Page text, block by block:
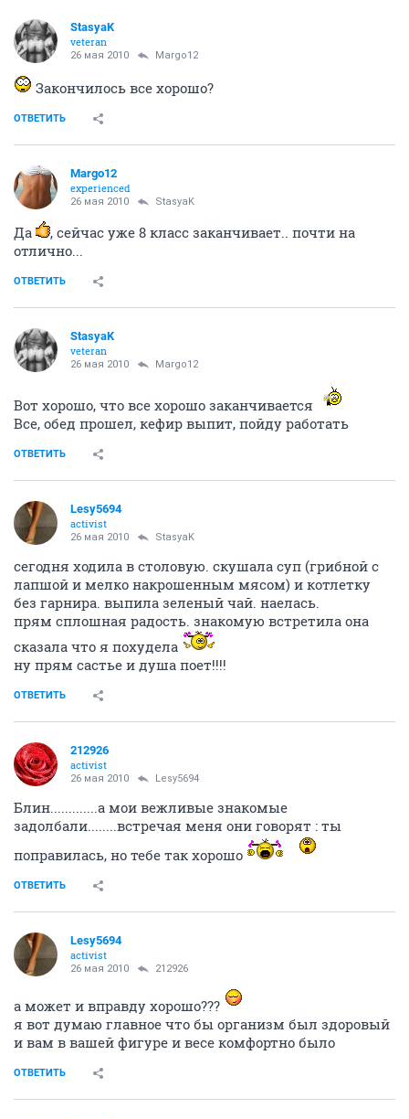
StasyaK
veteran
26 мая 2010 Margo12
Закончилось все хорошо?
ОТВЕТИТЬ
Margo12
experienced
26 мая 2010 StasyaK
Да
, сейчас уже 8 класс заканчивает.. почти на
отлично...
ОТВЕТИТЬ
StasyaK
veteran
26 мая 2010 Margo12
Вот хорошо, что все хорошо заканчивается
Все, обед прошел, кефир выпит, пойду работать
ОТВЕТИТЬ
Lesy5694
activist
26 мая 2010 StasyaK
сегодня ходила в столовую. скушала суп (грибной с
лапшой и мелко накрошенным мясом) и котлетку
без гарнира. выпила зеленый чай. наелась.
прям сплошная радость. знакомую встретила она
сказала что я похудела
ну прям састье и душа поет!!!!
ОТВЕТИТЬ
212926
activist
26 мая 2010 Lesy5694
Блин.............а мои вежливые знакомые
задолбали........встречая меня они говорят : ты
поправилась, но тебе так хорошо
ОТВЕТИТЬ
Lesy5694
activist
26 мая 2010 212926
а может и вправду хорошо???
я вот думаю главное что бы организм был здоровый
и вам в вашей фигуре и весе комфортно было
ОТВЕТИТЬ